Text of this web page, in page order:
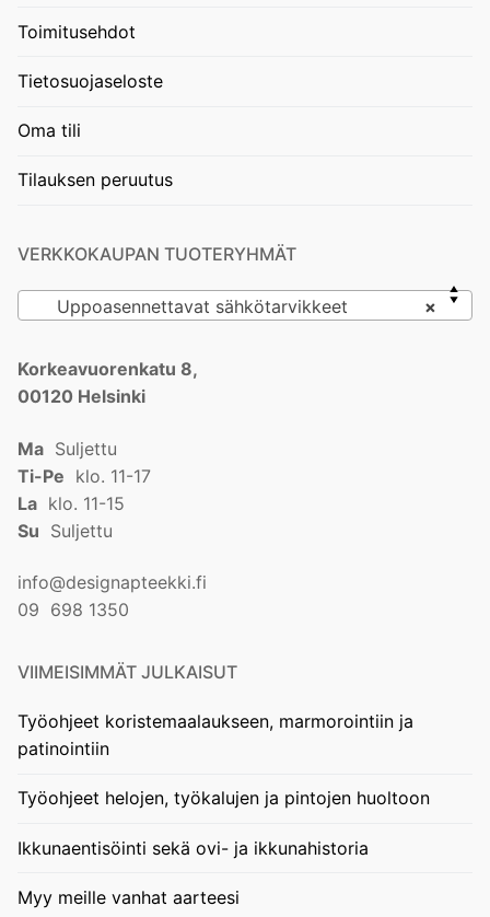
Toimitusehdot
Tietosuojaseloste
Oma tili
Tilauksen peruutus
VERKKOKAUPAN TUOTERYHMÄT
×
Uppoasennettavat sähkötarvikkeet
Korkeavuorenkatu 8,
00120 Helsinki
Ma Suljettu
Ti-Pe klo. 11-17
La klo. 11-15
Su Suljettu
info@designapteekki.fi
09 698 1350
VIIMEISIMMÄT JULKAISUT
Työohjeet koristemaalaukseen, marmorointiin ja
patinointiin
Työohjeet helojen, työkalujen ja pintojen huoltoon
Ikkunaentisöinti sekä ovi- ja ikkunahistoria
Myy meille vanhat aarteesi